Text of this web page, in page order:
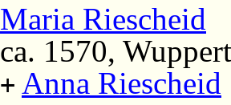
Maria Riescheid
ca. 1570,
+ Anna Riescheid